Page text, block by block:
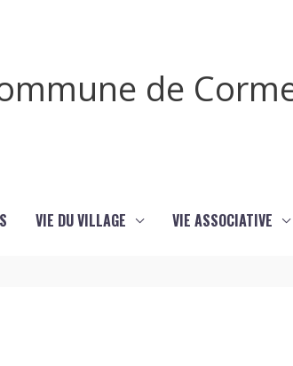
de
VIE DU VILLAGE VIE ASSOCIATIVE